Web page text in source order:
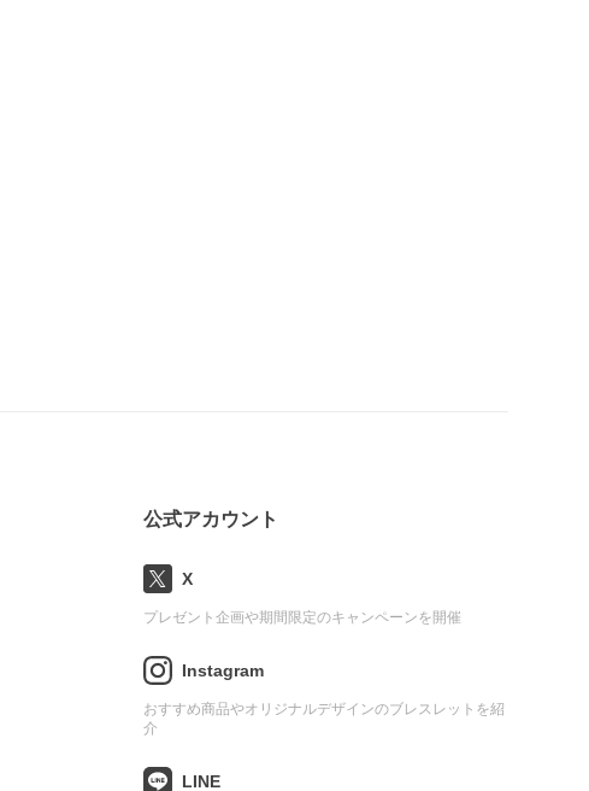
公式アカウント
X
プレゼント企画や期間限定のキャンペーンを開催
Instagram
おすすめ商品やオリジナルデザインのブレスレットを紹
介
LINE